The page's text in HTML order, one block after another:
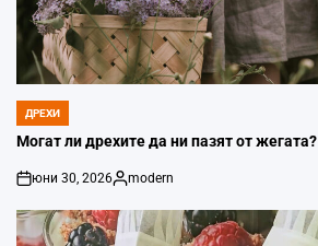
POSTED
IN
ДРЕХИ
Могат ли дрехите да ни пазят от жегата?
on
юни 30, 2026
Posted
modern